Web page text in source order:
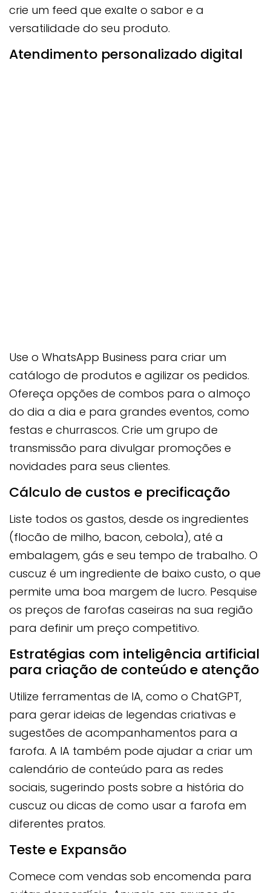
crie um feed que exalte o sabor e a
versatilidade do seu produto.
Atendimento personalizado digital
Use o WhatsApp Business para criar um
catálogo de produtos e agilizar os pedidos.
Ofereça opções de combos para o almoço
do dia a dia e para grandes eventos, como
festas e churrascos. Crie um grupo de
transmissão para divulgar promoções e
novidades para seus clientes.
Cálculo de custos e precificação
Liste todos os gastos, desde os ingredientes
(flocão de milho, bacon, cebola), até a
embalagem, gás e seu tempo de trabalho. O
cuscuz é um ingrediente de baixo custo, o que
permite uma boa margem de lucro. Pesquise
os preços de farofas caseiras na sua região
para definir um preço competitivo.
Estratégias com inteligência artificial
para criação de conteúdo e atenção
Utilize ferramentas de IA, como o ChatGPT,
para gerar ideias de legendas criativas e
sugestões de acompanhamentos para a
farofa. A IA também pode ajudar a criar um
calendário de conteúdo para as redes
sociais, sugerindo posts sobre a história do
cuscuz ou dicas de como usar a farofa em
diferentes pratos.
Teste e Expansão
Comece com vendas sob encomenda para